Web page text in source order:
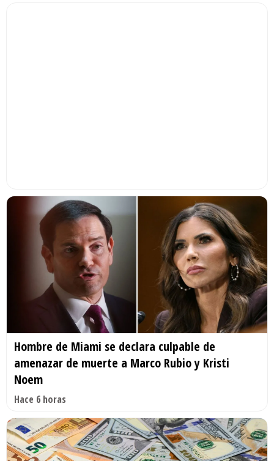
Hombre de Miami se declara culpable de
amenazar de muerte a Marco Rubio y Kristi
Noem
Hace 6 horas